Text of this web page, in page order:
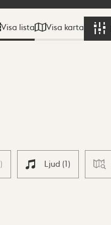
Visa lista Visa karta
) Ljud (1)